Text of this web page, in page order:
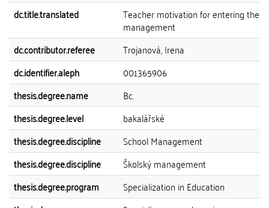
dc.title.translated
Teacher motivation for entering the
management
dc.contributor.referee
Trojanová, Irena
dc.identifier.aleph
001365906
thesis.degree.name
Bc.
thesis.degree.level
bakalářské
thesis.degree.discipline
School Management
thesis.degree.discipline
Školský management
thesis.degree.program
Specialization in Education